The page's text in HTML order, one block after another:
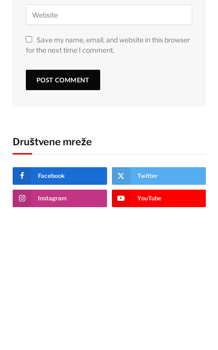
Save my name, email, and website in this browser
for the next time I comment.
Društvene mreže
Facebook Twitter
Instagram YouTube